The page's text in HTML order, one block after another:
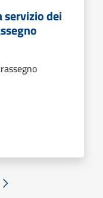
servizio dei
Successiva »